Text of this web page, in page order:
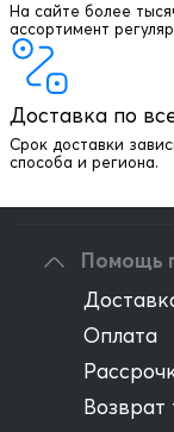
На сайте более
ассортимент
Доставка по
Срок доставки
способа и региона.
+7 903
Помощь
Оплата
Возврат